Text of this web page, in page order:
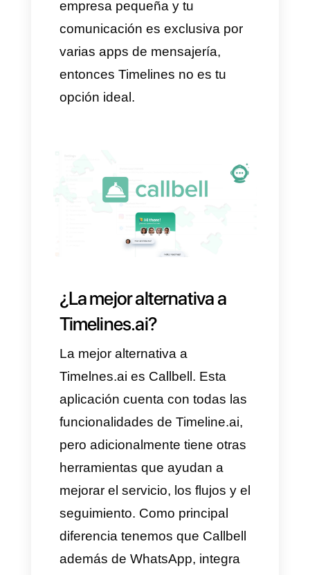
opción, sí.
Tu negocio depende
fuertemente de WhatsApp para
la comunicación.
conversaciones desde un solo
Quieres automatizar y
CRM.
Buscas enviar mensajes
masivos.
detallados sobre la
comunicación en WhatsApp.
Timelines.ai NO es la mejor
opción, sí.
Buscas una solución